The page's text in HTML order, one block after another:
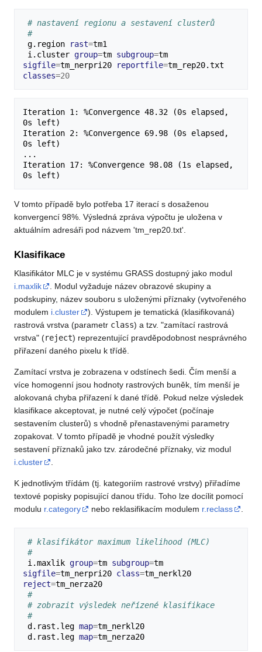
# nastavení regionu a sestavení clusterů
#
g.region
rast=
i.cluster group=tm subgroup=tm
sigfile=tm_nerpri20 reportfile=tm_rep20.txt
classes=20
Iteration 1: %Convergence 48.32 (0s elapsed,
0s left)
Iteration 2: %Convergence 69.98 (0s elapsed,
0s left)
...
Iteration 17: %Convergence 98.08 (1s elapsed,
V tomto případě bylo potřeba 17 iterací s dosaženou
konvergencí 98%. Výsledná zpráva výpočtu je uložena v
aktuálním adresáři pod názvem 'tm_rep20.txt'.
Klasifikace
Klasifikátor MLC je v systému GRASS dostupný jako modul
i.maxlik
. Modul vyžaduje název obrazové skupiny a
podskupiny, název souboru s uloženými příznaky (vytvořeného
modulem i.cluster
). Výstupem je tematická (klasifikovaná)
rastrová vrstva (parametr class) a tzv. "zamítací rastrová
vrstva" (reject) reprezentující pravděpodobnost nesprávného
přiřazení daného pixelu k třídě.
Zamítací vrstva je zobrazena v odstínech šedi. Čím menší a
více homogenní jsou hodnoty rastrových buněk, tím menší je
alokovaná chyba přiřazení k dané třídě. Pokud nelze výsledek
klasifikace akceptovat, je nutné celý výpočet (počínaje
sestavením clusterů) s vhodně přenastavenými parametry
zopakovat. V tomto případě je vhodné použít výsledky
sestavení příznaků jako tzv. zárodečné příznaky, viz modul
i.cluster
.
K jednotlivým třídám (tj. kategoriím rastrové vrstvy) přiřadíme
textové popisky popisující danou třídu. Toho lze docílit pomocí
modulu r.category nebo reklasifikacím modulem r.reclass .
# klasifikátor maximum likelihood (MLC)
#
i.maxlik group=tm subgroup=tm
sigfile=tm_nerpri20 class=tm_nerkl20
reject=
#
# zobrazit výsledek neřízené klasifikace
#
d.rast.leg map=
d.rast.leg map=